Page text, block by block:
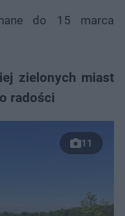
do 15 marca
zielonych miast
radości
11